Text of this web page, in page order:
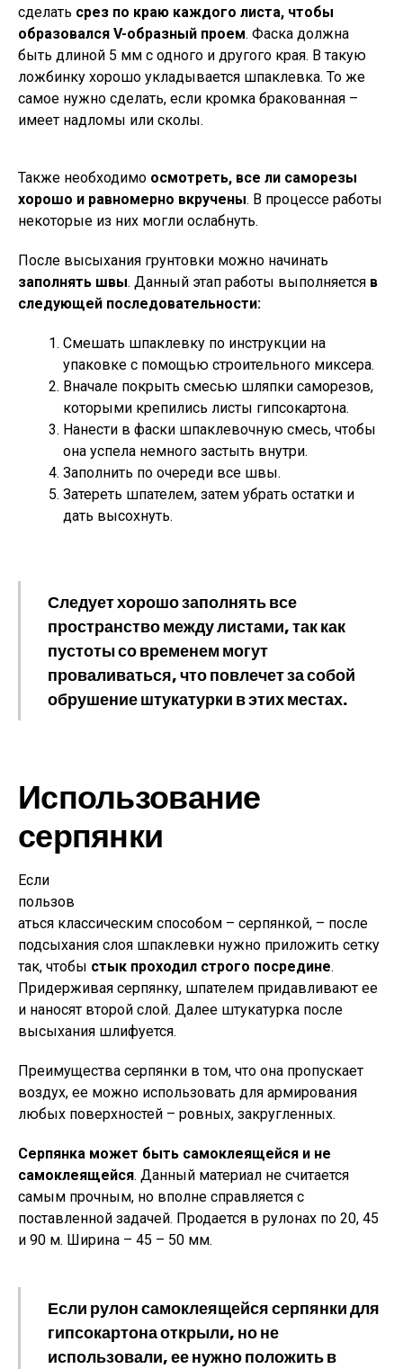
сделать срез по краю каждого листа, чтобы
образовался V-образный проем. Фаска должна
быть длиной 5 мм с одного и другого края. В такую
ложбинку хорошо укладывается шпаклевка. То же
самое нужно сделать, если кромка бракованная –
имеет надломы или сколы.
Также необходимо осмотреть, все ли саморезы
хорошо и равномерно вкручены. В процессе работы
некоторые из них могли ослабнуть.
После высыхания грунтовки можно начинать
заполнять швы. Данный этап работы выполняется в
следующей последовательности:
Смешать шпаклевку по инструкции на
упаковке с помощью строительного миксера.
Вначале покрыть смесью шляпки саморезов,
которыми крепились листы гипсокартона.
Нанести в фаски шпаклевочную смесь, чтобы
она успела немного застыть внутри.
Заполнить по очереди все швы.
Затереть шпателем, затем убрать остатки и
дать высохнуть.
Следует хорошо заполнять все
пространство между листами, так как
пустоты со временем могут
проваливаться, что повлечет за собой
обрушение штукатурки в этих местах.
Использование
серпянки
Если
пользов
аться классическим способом – серпянкой, – после
подсыхания слоя шпаклевки нужно приложить сетку
так, чтобы стык проходил строго посредине.
Придерживая серпянку, шпателем придавливают ее
и наносят второй слой. Далее штукатурка после
высыхания шлифуется.
Преимущества серпянки в том, что она пропускает
воздух, ее можно использовать для армирования
любых поверхностей – ровных, закругленных.
Серпянка может быть самоклеящейся и не
самоклеящейся. Данный материал не считается
самым прочным, но вполне справляется с
поставленной задачей. Продается в рулонах по 20, 45
и 90 м. Ширина – 45 – 50 мм.
Если рулон самоклеящейся серпянки для
гипсокартона открыли, но не
использовали, ее нужно положить в